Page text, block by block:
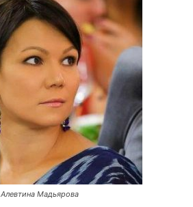
Алевтина Мадьярова